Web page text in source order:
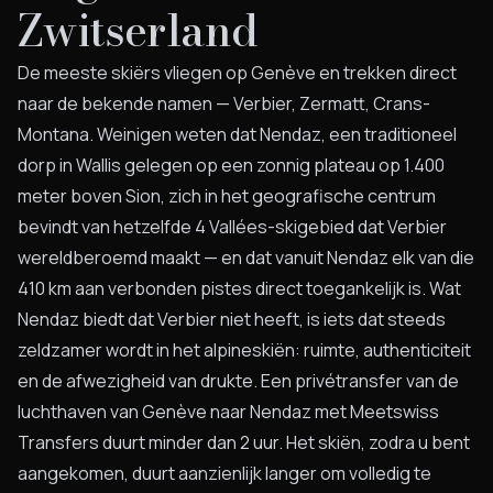
Zwitserland
De meeste skiërs vliegen op Genève en trekken direct
naar de bekende namen — Verbier, Zermatt, Crans-
Montana. Weinigen weten dat Nendaz, een traditioneel
dorp in Wallis gelegen op een zonnig plateau op 1.400
meter boven Sion, zich in het geografische centrum
bevindt van hetzelfde 4 Vallées-skigebied dat Verbier
wereldberoemd maakt — en dat vanuit Nendaz elk van die
410 km aan verbonden pistes direct toegankelijk is. Wat
Nendaz biedt dat Verbier niet heeft, is iets dat steeds
zeldzamer wordt in het alpineskiën: ruimte, authenticiteit
en de afwezigheid van drukte. Een privétransfer van de
luchthaven van Genève naar Nendaz met Meetswiss
Transfers duurt minder dan 2 uur. Het skiën, zodra u bent
aangekomen, duurt aanzienlijk langer om volledig te